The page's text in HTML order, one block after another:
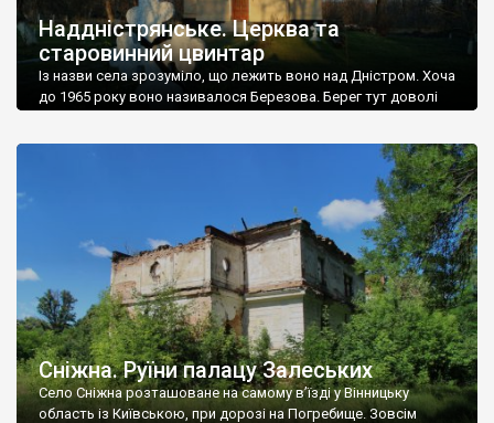
Наддністрянське. Церква та
старовинний цвинтар
Із назви села зрозуміло, що лежить воно над Дністром. Хоча
до 1965 року воно називалося Березова. Берег тут доволі
Наддністрянське відрізняється від більшості навколишніх
сіл. У селі є мурована Михайлівська церква. Точної дати […]
Сніжна. Руїни палацу Залеських
Село Сніжна розташоване на самому в’їзді у Вінницьку
область із Київською, при дорозі на Погребище. Зовсім